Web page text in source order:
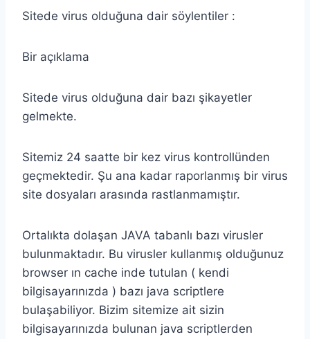
Sitede virus olduğuna dair söylentiler :
Bir açıklama
Sitede virus olduğuna dair bazı şikayetler
gelmekte.
Sitemiz 24 saatte bir kez virus kontrollünden
geçmektedir. Şu ana kadar raporlanmış bir virus
site dosyaları arasında rastlanmamıştır.
Ortalıkta dolaşan JAVA tabanlı bazı virusler
bulunmaktadır. Bu virusler kullanmış olduğunuz
browser ın cache inde tutulan ( kendi
bilgisayarınızda ) bazı java scriptlere
bulaşabiliyor. Bizim sitemize ait sizin
bilgisayarınızda bulunan java scriptlerden